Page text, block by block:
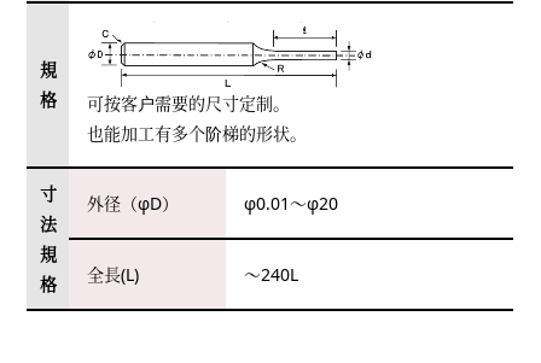
規
格
可按客户需要的尺寸定制。
也能加工有多个阶梯的形状。
寸
法
規
格
外径（φD） φ0.01～φ20
全長(L) ～240L